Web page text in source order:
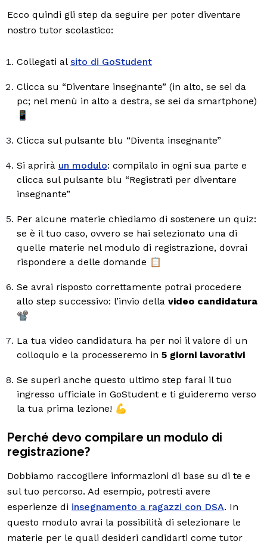
Ecco quindi gli step da seguire per poter diventare
nostro tutor scolastico:
Collegati al sito di GoStudent
Clicca su “Diventare insegnante” (in alto, se sei da
pc; nel menù in alto a destra, se sei da smartphone)
📱
Clicca sul pulsante blu “Diventa insegnante”
Si aprirà un modulo: compilalo in ogni sua parte e
clicca sul pulsante blu “Registrati per diventare
insegnante”
Per alcune materie chiediamo di sostenere un quiz:
se è il tuo caso, ovvero se hai selezionato una di
quelle materie nel modulo di registrazione, dovrai
rispondere a delle domande 📋
Se avrai risposto correttamente potrai procedere
allo step successivo: l’invio della video candidatura
📽️
La tua video candidatura ha per noi il valore di un
colloquio e la processeremo in 5 giorni lavorativi
Se superi anche questo ultimo step farai il tuo
ingresso ufficiale in GoStudent e ti guideremo verso
la tua prima lezione! 💪
Perché devo compilare un modulo di
registrazione?
Dobbiamo raccogliere informazioni di base su di te e
sul tuo percorso. Ad esempio, potresti avere
esperienze di insegnamento a ragazzi con DSA. In
questo modulo avrai la possibilità di selezionare le
materie per le quali desideri candidarti come tutor